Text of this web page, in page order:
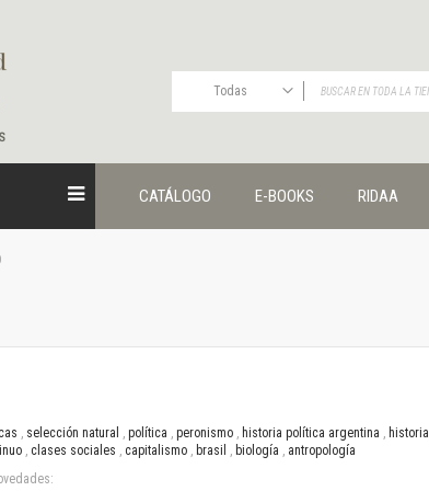
Todas
Publicaciones
Editorial
Ediciones especiales
CATÁLOGO E-BOOKS RIDAA
, selección natural , política , peronismo , historia política argentina , historia
, clases sociales , capitalismo , brasil , biología , antropología